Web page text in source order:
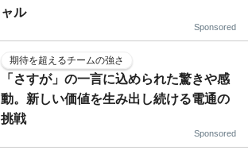
ャル
Sponsored
期待を超えるチームの強さ
「さすが」の一言に込められた驚きや感
動。新しい価値を生み出し続ける電通の
挑戦
Sponsored